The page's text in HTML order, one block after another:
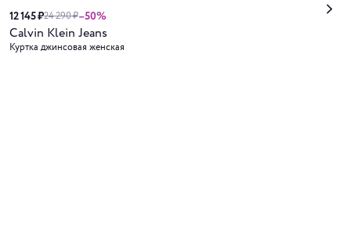
12 145 ₽24 290 ₽–50%
Calvin Klein Jeans
Куртка джинсовая женская